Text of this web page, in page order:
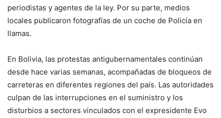
periodistas y agentes de la ley. Por su parte, medios
locales publicaron fotografías de un coche de Policía en
llamas.
En Bolivia, las protestas antigubernamentales continúan
desde hace varias semanas, acompañadas de bloqueos de
carreteras en diferentes regiones del país. Las autoridades
culpan de las interrupciones en el suministro y los
disturbios a sectores vinculados con el expresidente Evo